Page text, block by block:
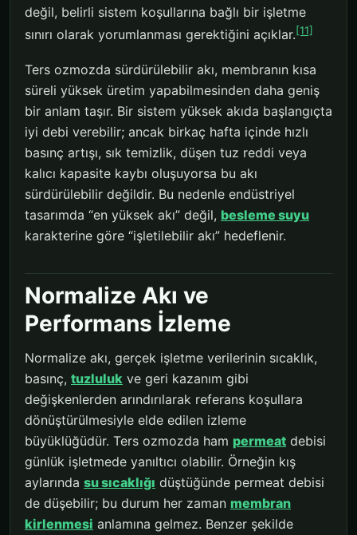
değil, belirli sistem koşullarına bağlı bir işletme
sınırı olarak yorumlanması gerektiğini açıklar.[11]
Ters ozmozda sürdürülebilir akı, membranın kısa
süreli yüksek üretim yapabilmesinden daha geniş
bir anlam taşır. Bir sistem yüksek akıda başlangıçta
iyi debi verebilir; ancak birkaç hafta içinde hızlı
basınç artışı, sık temizlik, düşen tuz reddi veya
kalıcı kapasite kaybı oluşuyorsa bu akı
sürdürülebilir değildir. Bu nedenle endüstriyel
tasarımda “en yüksek akı” değil, besleme suyu
karakterine göre “işletilebilir akı” hedeflenir.
Normalize Akı ve
Performans İzleme
Normalize akı, gerçek işletme verilerinin sıcaklık,
basınç, tuzluluk ve geri kazanım gibi
değişkenlerden arındırılarak referans koşullara
dönüştürülmesiyle elde edilen izleme
büyüklüğüdür. Ters ozmozda ham permeat debisi
günlük işletmede yanıltıcı olabilir. Örneğin kış
aylarında su sıcaklığı düştüğünde permeat debisi
de düşebilir; bu durum her zaman membran
kirlenmesi anlamına gelmez. Benzer şekilde